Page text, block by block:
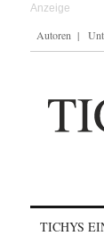
Autoren
TICHYS